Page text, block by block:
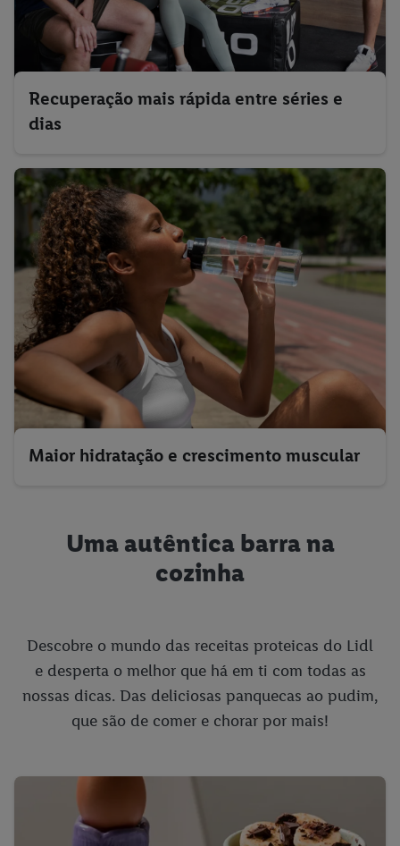
Recuperação mais rápida entre séries e
dias
Maior hidratação e crescimento muscular
Uma autêntica barra na
cozinha
Descobre o mundo das receitas proteicas do Lidl
e desperta o melhor que há em ti com todas as
nossas dicas. Das deliciosas panquecas ao pudim,
que são de comer e chorar por mais!